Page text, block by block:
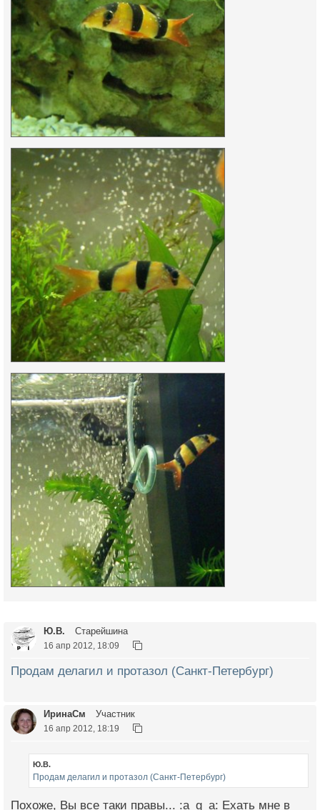
Ю.В. Старейшина
16 апр 2012, 18:09
Продам делагил и протазол (Санкт-Петербург)
ИринаСм Участник
16 апр 2012, 18:19
Ю.В.
Продам делагил и протазол (Санкт-Петербург)
Похоже, Вы все таки правы... :a_g_a: Ехать мне в